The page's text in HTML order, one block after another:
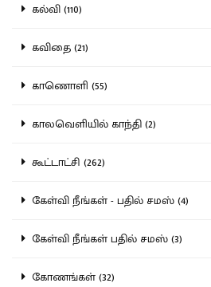
கல்வி (110)
கவிதை (21)
காணொளி (55)
காலவெளியில் காந்தி (2)
கூட்டாட்சி (262)
கேள்வி நீங்கள் - பதில் சமஸ் (4)
கேள்வி நீங்கள் பதில் சமஸ் (3)
கோணங்கள் (32)